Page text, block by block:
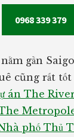
0968 339 379
gần
cũng rất tốt
án The
phố Thủ